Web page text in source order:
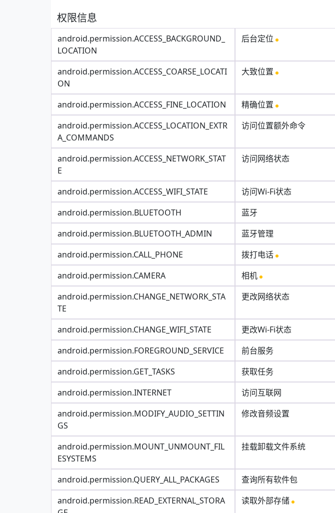
权限信息
android.permission.ACCESS_BACKGROUND_
LOCATION
后台定位
android.permission.ACCESS_COARSE_LOCATI
ON
大致位置
android.permission.ACCESS_FINE_LOCATION
精确位置
android.permission.ACCESS_LOCATION_EXTR
A_COMMANDS
访问位置额外命令
android.permission.ACCESS_NETWORK_STAT
E
访问网络状态
android.permission.ACCESS_WIFI_STATE
访问Wi-Fi状态
android.permission.BLUETOOTH
蓝牙
android.permission.BLUETOOTH_ADMIN
蓝牙管理
android.permission.CALL_PHONE
拨打电话
android.permission.CAMERA
相机
android.permission.CHANGE_NETWORK_STA
TE
更改网络状态
android.permission.CHANGE_WIFI_STATE
更改Wi-Fi状态
android.permission.FOREGROUND_SERVICE
前台服务
android.permission.GET_TASKS
获取任务
android.permission.INTERNET
访问互联网
android.permission.MODIFY_AUDIO_SETTIN
GS
修改音频设置
android.permission.MOUNT_UNMOUNT_FIL
ESYSTEMS
挂载卸载文件系统
android.permission.QUERY_ALL_PACKAGES
查询所有软件包
android.permission.READ_EXTERNAL_STORA
读取外部存储